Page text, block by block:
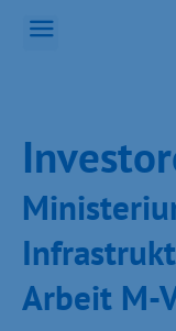
Ar­beit M-